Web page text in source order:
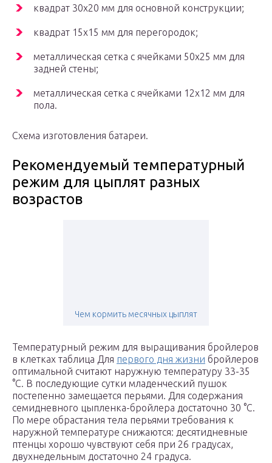
квадрат 30х20 мм для основной конструкции;
квадрат 15х15 мм для перегородок;
металлическая сетка с ячейками 50х25 мм для
задней стены;
металлическая сетка с ячейками 12х12 мм для
пола.
Схема изготовления батареи.
Рекомендуемый температурный
режим для цыплят разных
возрастов
Чем кормить месячных цыплят
Температурный режим для выращивания бройлеров
в клетках таблица Для первого дня жизни бройлеров
оптимальной считают наружную температуру 33-35
°С. В последующие сутки младенческий пушок
постепенно замещается перьями. Для содержания
семидневного цыпленка-бройлера достаточно 30 °С.
По мере обрастания тела перьями требования к
наружной температуре снижаются: десятидневные
птенцы хорошо чувствуют себя при 26 градусах,
двухнедельным достаточно 24 градуса.